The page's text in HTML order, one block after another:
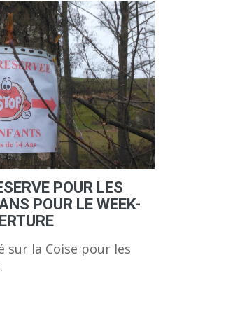
POUR LES
POUR LE WEEK-
sur la Coise pour les